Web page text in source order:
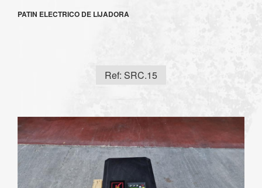
PATIN ELECTRICO DE LIJADORA
Ref: SRC.15